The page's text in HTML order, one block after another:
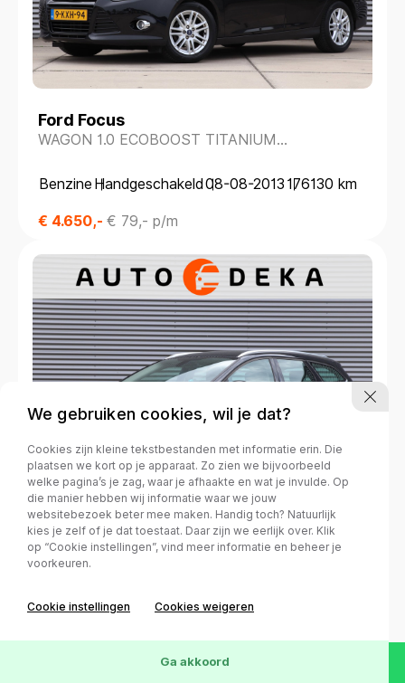
Wis 101Voertuigen
Ford Focus
WAGON 1.0 ECOBOOST TITANIUM
Benzine Handgeschakeld08-08-2013 176130 km
€ 4.650,- € 79,- p/m
Ford Focus
WAGON 1.5 TDCI TITANIUM EDITION
DieselHandgeschakeld02-02-2015
€ 3.650,-€ 62,- p/m
We gebruiken cookies, wil je dat?
Cookies zijn kleine tekstbestanden met informatie erin. Die
plaatsen we kort op je apparaat. Zo zien we bijvoorbeeld
welke pagina’s je zag, waar je afhaakte en wat je invulde. Op
die manier hebben wij informatie waar we jouw
websitebezoek beter mee maken. Handig toch? Natuurlijk
kies je zelf of je dat toestaat. Daar zijn we eerlijk over. Klik
op “Cookie instellingen”, vind meer informatie en beheer je
voorkeuren.
Cookie instellingen Cookies weigeren
Ga akkoord